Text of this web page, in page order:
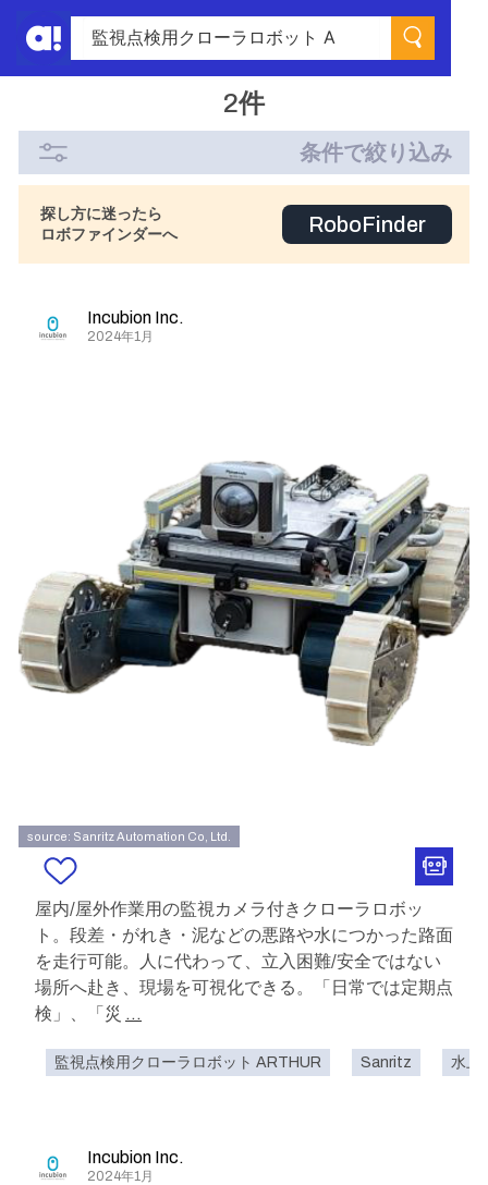
2件
条件で絞り込み
探し方に迷ったら
ロボファインダーへ
RoboFinder
Incubion Inc.
2024年1月
source: Sanritz Automation Co, Ltd.
屋内/屋外作業用の監視カメラ付きクローラロボッ
ト。段差・がれき・泥などの悪路や水につかった路面
を走行可能。人に代わって、立入困難/安全ではない
場所へ赴き、現場を可視化できる。「日常では定期点
検」、「災 ...
監視点検用クローラロボット ARTHUR Sanritz 水上
Incubion Inc.
2024年1月